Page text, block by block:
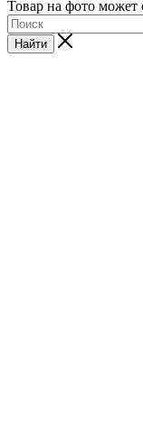
Товар на фото может
Найти